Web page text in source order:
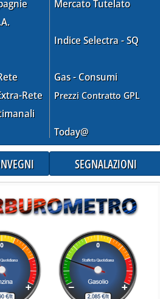
Rete
Mercato Tutelato
Indice Selectra - SQ
Gas - Consumi
Prezzi Contratto GPL
Today@
SEGNALAZIONI